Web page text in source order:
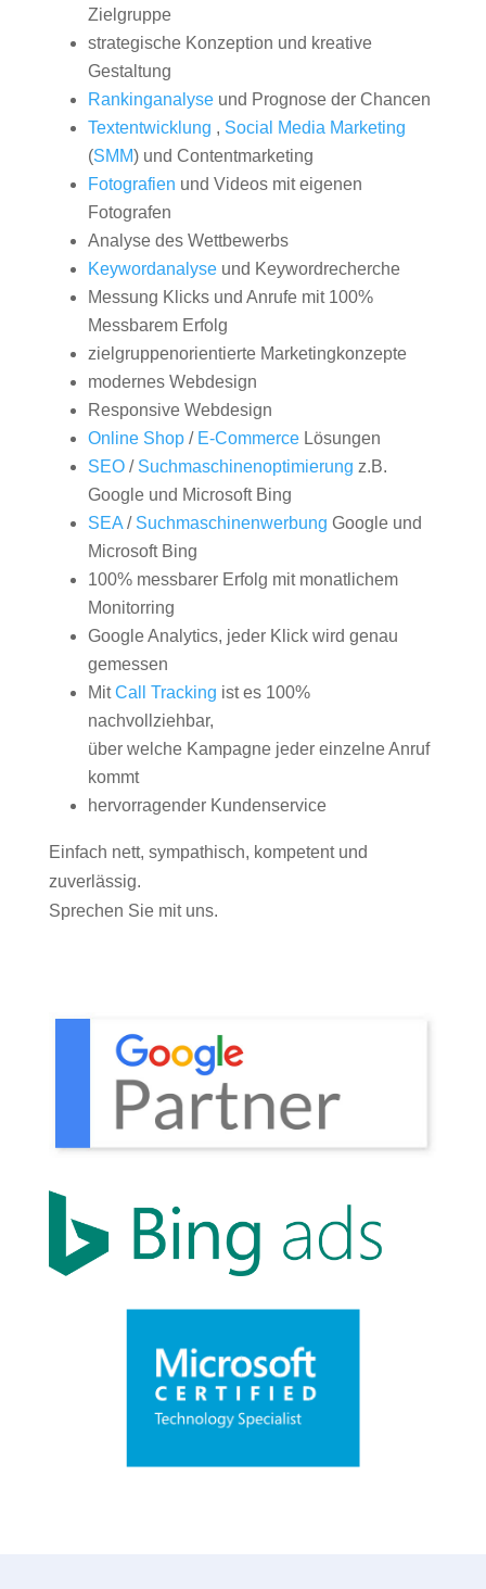
Zielgruppe
strategische Konzeption und kreative
Gestaltung
Rankinganalyseund Prognose der Chancen
Textentwicklung , Social Media Marketing
(SMM) und Contentmarketing
Fotografien und Videos mit eigenen
Fotografen
Analyse des Wettbewerbs
Keywordanalyseund Keywordrecherche
Messung Klicks und Anrufe mit 100%
Messbarem Erfolg
zielgruppenorientierte Marketingkonzepte
modernes Webdesign
Responsive Webdesign
Online Shop/ E-CommerceLösungen
SEO/ Suchmaschinenoptimierung z.B.
Google und Microsoft Bing
SEA/ Suchmaschinenwerbung Google und
Microsoft Bing
100% messbarer Erfolg mit monatlichem
Monitorring
Google Analytics, jeder Klick wird genau
gemessen
MitCall Tracking ist es 100%
nachvollziehbar,
über welche Kampagne jeder einzelne Anruf
kommt
hervorragender Kundenservice
Einfach nett, sympathisch, kompetent und
zuverlässig.
Sprechen Sie mit uns.